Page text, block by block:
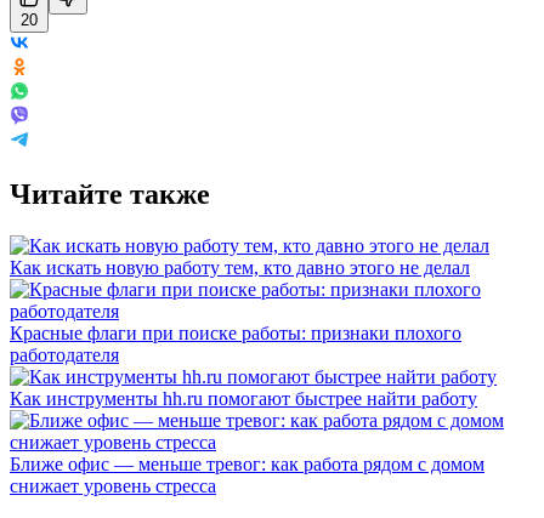
20
Читайте также
Как искать новую работу тем, кто давно этого не делал
Красные флаги при поиске работы: признаки плохого
работодателя
Как инструменты hh.ru помогают быстрее найти работу
Ближе офис — меньше тревог: как работа рядом с домом
снижает уровень стресса